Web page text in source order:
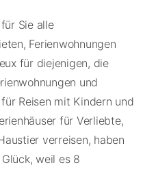
Sie alle
Ferienwohnungen
für diejenigen, die
und
Reisen mit Kindern und
für Verliebte,
verreisen, haben
weil es 8